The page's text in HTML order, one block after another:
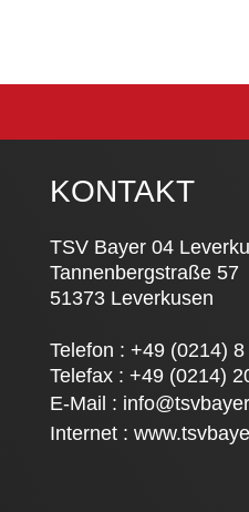
KONTAKT
TSV Bayer 04
Tannenbergstraße 57
51373 Leverkusen
Telefon : +49 (0214)
Telefax : +49 (0214)
E-Mail :
Internet :